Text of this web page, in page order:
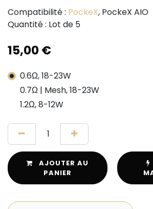
Compatibilité : PockeX, PockeX AIO
Quantité : Lot de 5
15,00 €
0.6Ω, 18-23W
0.7Ω | Mesh, 18-23W
1.2Ω, 8-12W
AJOUTER AU
PANIER